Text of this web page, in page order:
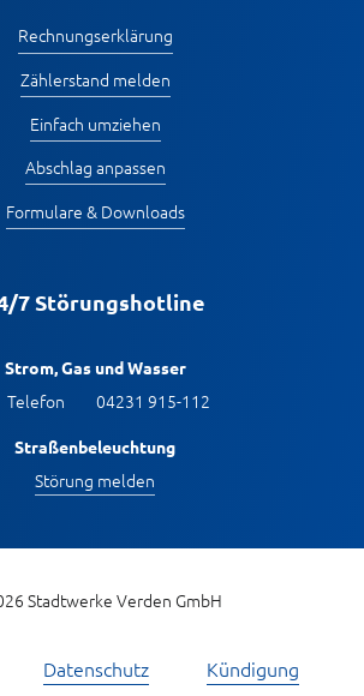
Rechnungserklärung
Zählerstand melden
Einfach umziehen
Abschlag anpassen
Formulare & Downloads
7 Störungshotline
Strom, Gas und Wasser
Telefon 04231 915-112
Straßenbeleuchtung
Störung melden
Stadtwerke Verden GmbH
Datenschutz Kündigung